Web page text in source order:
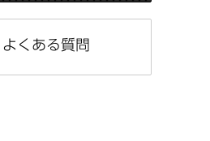
よくある質問